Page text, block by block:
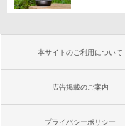
本サイトのご利用について
広告掲載のご案内
プライバシーポリシー